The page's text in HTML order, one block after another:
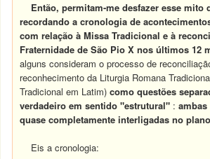
Então, permitam-me desfazer esse mito
recordando a cronologia de
com relação à Missa Tradicional e à
Fraternidade de São Pio X nos últimos 12
alguns consideram o processo de
reconhecimento da Liturgia Romana
Tradicional em Latim)como questões
verdadeiro em sentido "estrutural" :
quase completamente interligadas no
Eis a cronologia: